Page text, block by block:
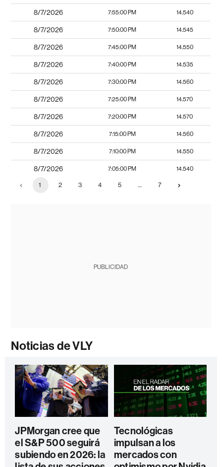
8/7/2026 7:55:00 PM 14.540
8/7/2026 7:50:00 PM 14.545
8/7/2026 7:45:00 PM 14.550
8/7/2026 7:40:00 PM 14.535
8/7/2026 7:30:00 PM 14.560
8/7/2026 7:25:00 PM 14.570
8/7/2026 7:20:00 PM 14.570
8/7/2026 7:15:00 PM 14.560
8/7/2026 7:10:00 PM 14.550
8/7/2026 7:05:00 PM 14.540
1 2 3 4 5 … 7
PUBLICIDAD
Noticias de VLY
JPMorgan cree que
el S&P 500 seguirá
subiendo en 2026: la
Tecnológicas
impulsan a los
mercados con